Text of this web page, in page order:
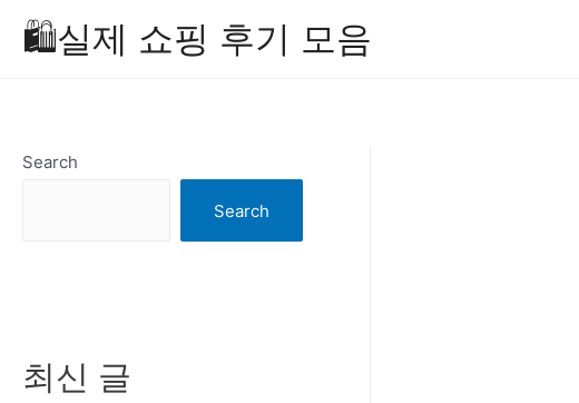
Skip
🛍️실제 쇼핑 후기 모음
Search
Search
최신 글